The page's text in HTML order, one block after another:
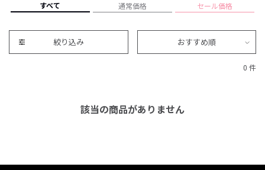
すべて 通常価格 セール価格
絞り込み おすすめ順
0 件
該当の商品がありません